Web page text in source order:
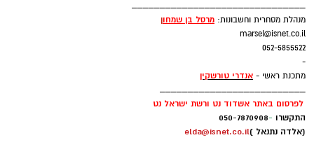
מניגריה ואחרי כמה שנים בתיכונים הגיע לג'ורג'טאון
שם שיחק תחת פטריק יואינג. בעונתו השנייה
חסימות למשחק.
_______________________________
מנהלת מסחרית וחשבונות: מרסל בן שמחון
marsel@isnet.co.il
052-5855522
-
מתכנת ראשי - אנדרי טורשקין
__________________________
לפרסום באתר אשדוד נט ורשת ישראל נט
התקשרו -
050-7870908
(אלדה נתנאל )elda@isnet.co.il